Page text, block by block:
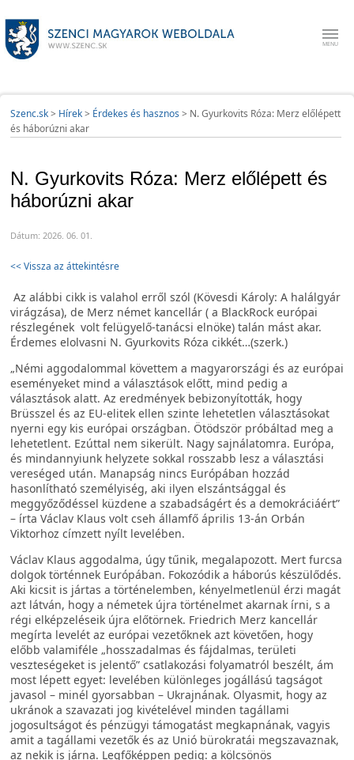
Szenc.sk> Hírek> Érdekes és hasznos > N. Gyurkovits Róza: Merz előlépett
és háborúzni akar
N. Gyurkovits Róza: Merz előlépett és
háborúzni akar
Dátum: 2026. 06. 01.
<< Vissza az áttekintésre
Az alábbi cikk is valahol erről szól (Kövesdi Károly: A halálgyár
virágzása), de Merz német kancellár ( a BlackRock európai
részlegének volt felügyelő-tanácsi elnöke) talán mást akar.
Érdemes elolvasni N. Gyurkovits Róza cikkét…(szerk.)
„Némi aggodalommal követtem a magyarországi és az európai
eseményeket mind a választások előtt, mind pedig a
választások alatt. Az eredmények bebizonyították, hogy
Brüsszel és az EU-elitek ellen szinte lehetetlen választásokat
nyerni egy kis európai országban. Ötödször próbáltad meg a
lehetetlent. Ezúttal nem sikerült. Nagy sajnálatomra. Európa,
és mindannyiunk helyzete sokkal rosszabb lesz a választási
vereséged után. Manapság nincs Európában hozzád
hasonlítható személyiség, aki ilyen elszántsággal és
meggyőződéssel küzdene a szabadságért és a demokráciáért”
– írta Václav Klaus volt cseh államfő április 13-án Orbán
Viktorhoz címzett nyílt levelében.
Václav Klaus aggodalma, úgy tűnik, megalapozott. Mert furcsa
dolgok történnek Európában. Fokozódik a háborús készülődés.
Aki kicsit is jártas a történelemben, kényelmetlenül érzi magát
azt látván, hogy a németek újra történelmet akarnak írni, s a
régi elképzeléseik újra előtörnek. Friedrich Merz kancellár
megírta levelét az európai vezetőknek azt követően, hogy
előbb valamiféle „hosszadalmas és fájdalmas, területi
veszteségeket is jelentő” csatlakozási folyamatról beszélt, ám
most lépett egyet: levelében különleges jogállású tagságot
javasol – minél gyorsabban – Ukrajnának. Olyasmit, hogy az
ukránok a szavazati jog kivételével minden tagállami
jogosultságot és pénzügyi támogatást megkapnának, vagyis
amit a tagállami vezetők és az Unió bürokratái megszavaznak,
az nekik is járna. Legfőképpen pedig: a kölcsönös